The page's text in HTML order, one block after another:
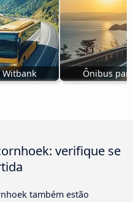
Witbank Ônibus
verifique se
também estão